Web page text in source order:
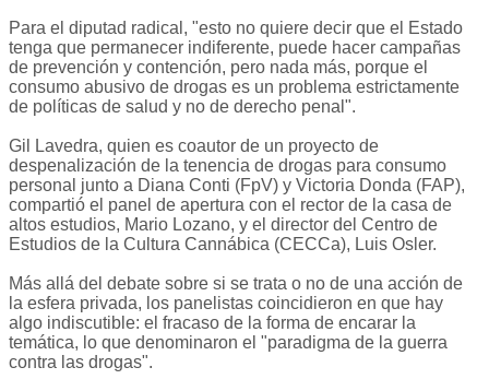
Para el diputad radical, "esto no quiere decir que el Estado
tenga que permanecer indiferente, puede hacer campañas
de prevención y contención, pero nada más, porque el
consumo abusivo de drogas es un problema estrictamente
de políticas de salud y no de derecho penal".
Gil Lavedra, quien es coautor de un proyecto de
despenalización de la tenencia de drogas para consumo
personal junto a Diana Conti (FpV) y Victoria Donda (FAP),
compartió el panel de apertura con el rector de la casa de
altos estudios, Mario Lozano, y el director del Centro de
Estudios de la Cultura Cannábica (CECCa), Luis Osler.
Más allá del debate sobre si se trata o no de una acción de
la esfera privada, los panelistas coincidieron en que hay
algo indiscutible: el fracaso de la forma de encarar la
temática, lo que denominaron el "paradigma de la guerra
contra las drogas".